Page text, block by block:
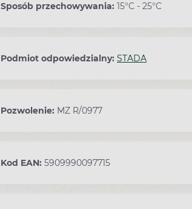
Sposób przechowywania: 15°C - 25°C
Podmiot odpowiedzialny: STADA
Pozwolenie: MZ R/0977
Kod EAN: 5909990097715